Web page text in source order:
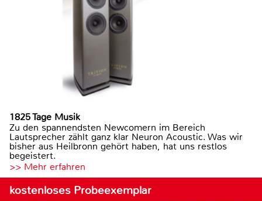
1825 Tage Musik
Zu den spannendsten Newcomern im Bereich
Lautsprecher zählt ganz klar Neuron Acoustic. Was wir
bisher aus Heilbronn gehört haben, hat uns restlos
begeistert.
>> Mehr erfahren
kostenloses Probeexemplar